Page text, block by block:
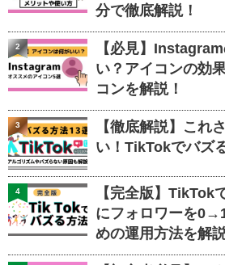
分で徹底解説！
【必見】
い？アイコンの効
コンを解説！
2
【徹底解説】これ
い！TikTokでバズ
3
【完全版】TikTok
にフォロワーを
めの運用方法を解
4